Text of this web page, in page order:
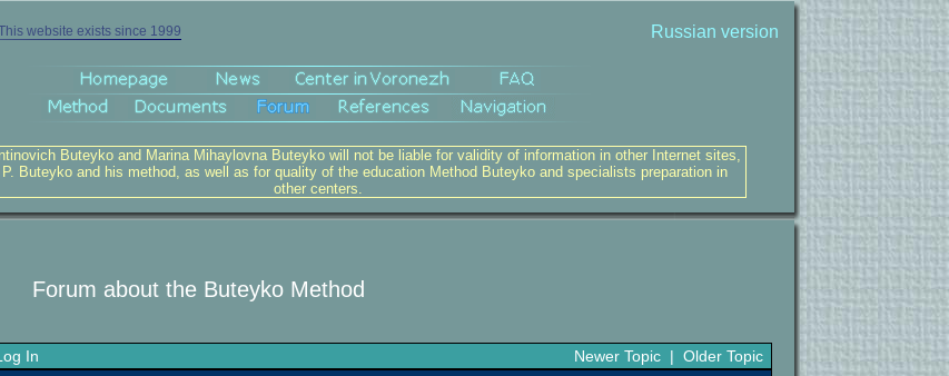
website exists since 1999 Russian version
Buteyko and Marina Mihaylovna Buteyko will not be liable for validity of information in other Internet sites,
Buteyko and his method, as well as for quality of the education Method Buteyko and specialists preparation in
other centers.
Forum about the Buteyko Method
In Newer Topic | Older Topic